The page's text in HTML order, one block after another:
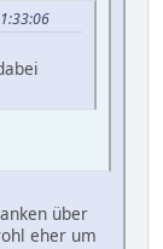
über
eher um